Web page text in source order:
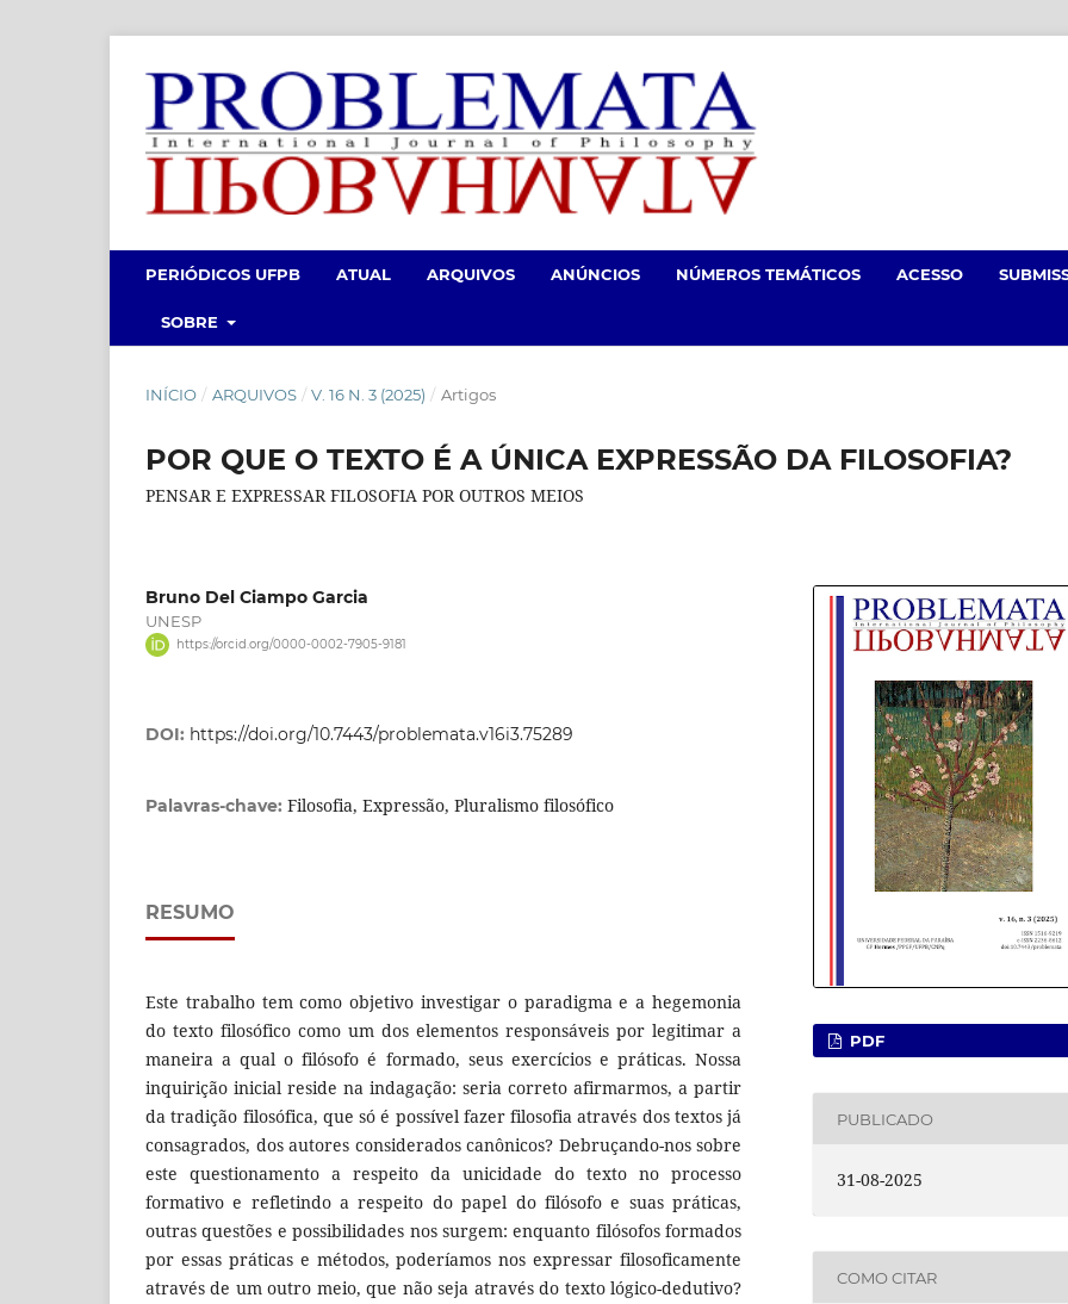
PERIÓDICOS UFPB ATUAL ARQUIVOS ANÚNCIOS NÚMEROS TEMÁTICOS ACESSO
SOBRE
INÍCIO / ARQUIVOS / V. 16 N. 3 (2025) / Artigos
POR QUE O TEXTO É A ÚNICA EXPRESSÃO DA FILOSOFIA?
PENSAR E EXPRESSAR FILOSOFIA POR OUTROS MEIOS
Bruno Del Ciampo Garcia
UNESP
https://orcid.org/0000-0002-7905-9181
DOI: https://doi.org/10.7443/problemata.v16i3.75289
Palavras-chave: Filosofia, Expressão, Pluralismo filosófico
RESUMO
Este trabalho tem como objetivo investigar o paradigma e a hegemonia
do texto filosófico como um dos elementos responsáveis por legitimar a
maneira a qual o filósofo é formado, seus exercícios e práticas. Nossa
inquirição inicial reside na indagação: seria correto afirmarmos, a partir
da tradição filosófica, que só é possível fazer filosofia através dos textos já
consagrados, dos autores considerados canônicos? Debruçando-nos sobre
este questionamento a respeito da unicidade do texto no processo
formativo e refletindo a respeito do papel do filósofo e suas práticas,
outras questões e possibilidades nos surgem: enquanto filósofos formados
por essas práticas e métodos, poderíamos nos expressar filosoficamente
através de um outro meio, que não seja através do texto lógico-dedutivo?
PDF
PUBLICADO
31-08-2025
COMO CITAR